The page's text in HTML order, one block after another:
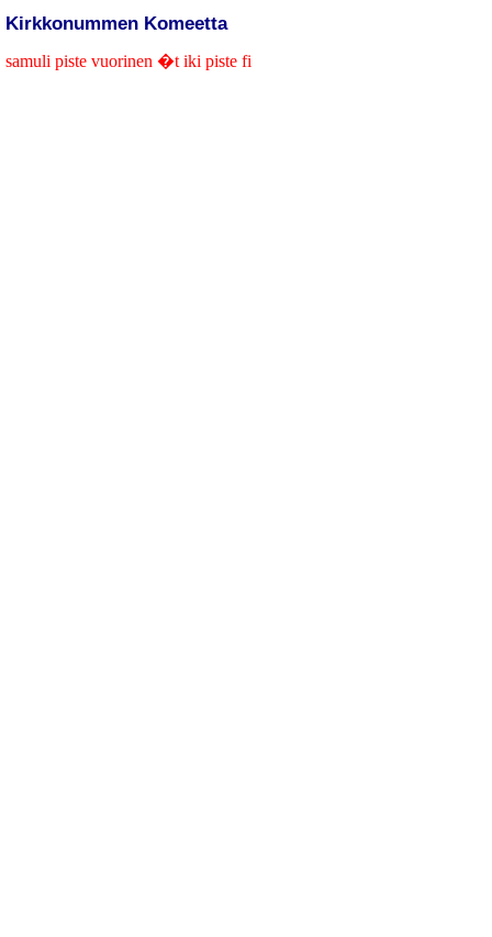
Kirkkonummen Komeetta
samuli piste vuorinen �t iki piste fi